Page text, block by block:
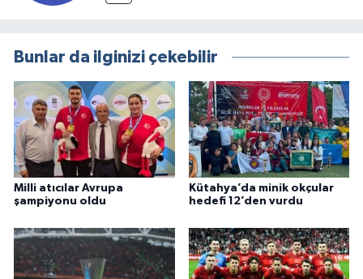
Bunlar da ilginizi çekebilir
Milli atıcılar Avrupa
şampiyonu oldu
Kütahya’da minik okçular
hedefi 12’den vurdu